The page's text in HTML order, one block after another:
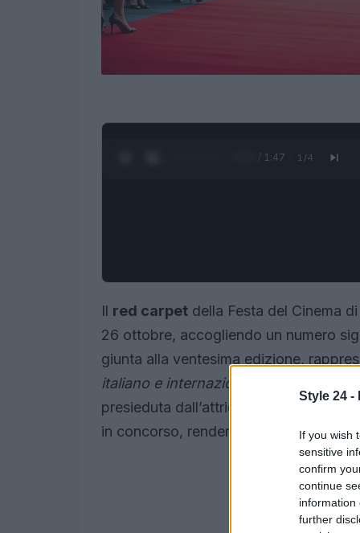
Style 24 -
If you wish
sensitive
confirm
continue
information
further
0:28 / 1:47 1 /4
Il red carpet della Festa del Cinema
26 ottobre, accogliendo un numero
giunta alla ventesima edizione,
italiano e internazionale
presieduta dall’attrice Paola
in concorso, rendendo l’atmosfera